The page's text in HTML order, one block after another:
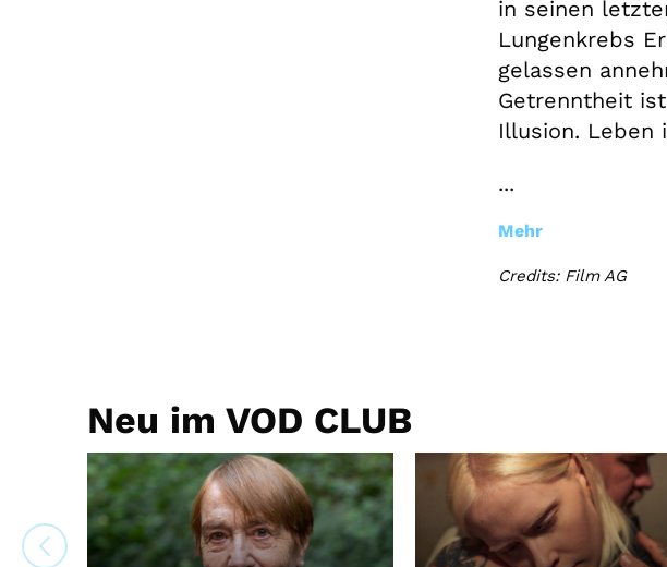
in seinen
Lungenkrebs
gelassen
Getrenntheit
Illusion. Leben
...
Mehr
Credits: Film AG
Neu im VOD CLUB